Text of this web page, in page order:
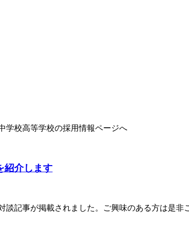
校高等学校の採用情報ページへ
紹介します
談記事が掲載されました。ご興味のある方は是